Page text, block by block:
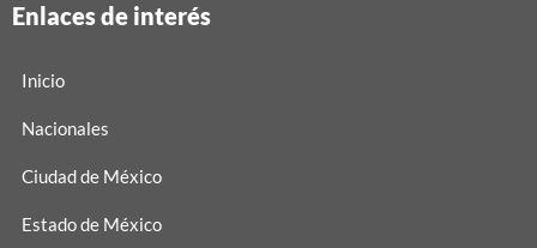
Enlaces de interés
Inicio
Nacionales
Ciudad de México
Estado de México